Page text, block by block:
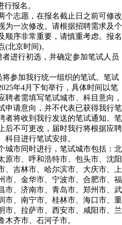
报名。
志愿，在报名截止日之前可修改
为一次修改。请根据招聘需求及个
顺序非常重要，请慎重考虑。报名
(北京时间)。
进行初选，并确定参加笔试人员
参加我行统一组织的笔试。笔试
年4月下旬举行，具体时间以笔
聘者需填写笔试城市、科目意向，
申请意向，并不代表已获得我行笔
者将收到我行发送的笔试通知。笔
后不可更改，届时我行将根据应聘
科目进行笔试安排。
市同时进行，笔试城市包括：北
原市、呼和浩特市、包头市、沈阳
、吉林市、哈尔滨市、大庆市、上
市、金华市、宁波市、合肥市、福
市、济南市、青岛市、郑州市、武
市、南宁市、桂林市、海口市、重
市、拉萨市、西安市、咸阳市、兰
木齐市、石河子市。